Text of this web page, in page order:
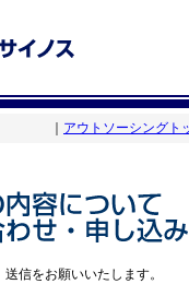
アウトソーシングト
信をお願いいたします。